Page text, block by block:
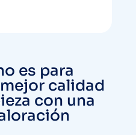
es para
calidad
con una